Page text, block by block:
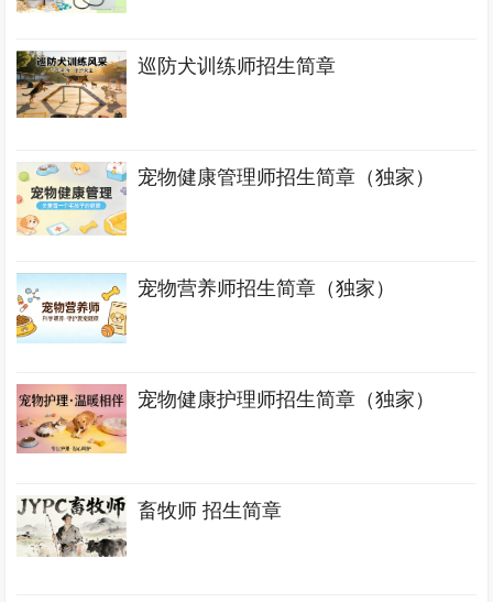
巡防犬训练师招生简章
宠物健康管理师招生简章（独家）
宠物营养师招生简章（独家）
宠物健康护理师招生简章（独家）
畜牧师 招生简章